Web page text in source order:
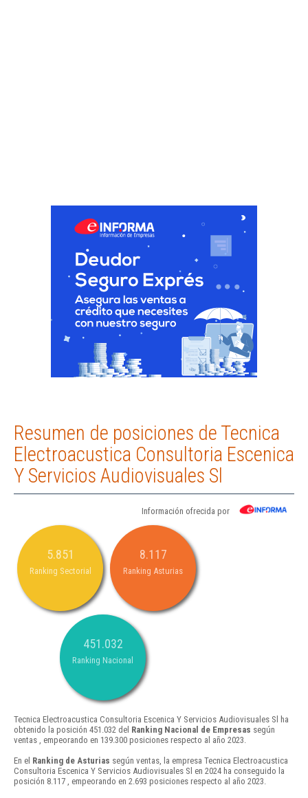
Resumen de posiciones de Tecnica
Electroacustica Consultoria Escenica
Y Servicios Audiovisuales Sl
Información ofrecida por
5.851
Ranking Sectorial
8.117
Ranking Asturias
451.032
Ranking Nacional
Tecnica Electroacustica Consultoria Escenica Y Servicios Audiovisuales Sl ha
obtenido la posición 451.032 del Ranking Nacional de Empresas según
ventas , empeorando en 139.300 posiciones respecto al año 2023.
En el Ranking de Asturias según ventas, la empresa Tecnica Electroacustica
Consultoria Escenica Y Servicios Audiovisuales Sl en 2024 ha conseguido la
posición 8.117 , empeorando en 2.693 posiciones respecto al año 2023.